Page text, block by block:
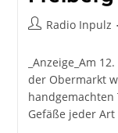
Beitrags-
Radio Inpulz
_Anzeige_Am
der Obermarkt
Gefäße jeder